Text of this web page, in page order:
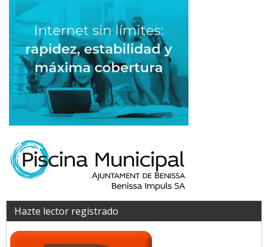
Hazte lector registrado